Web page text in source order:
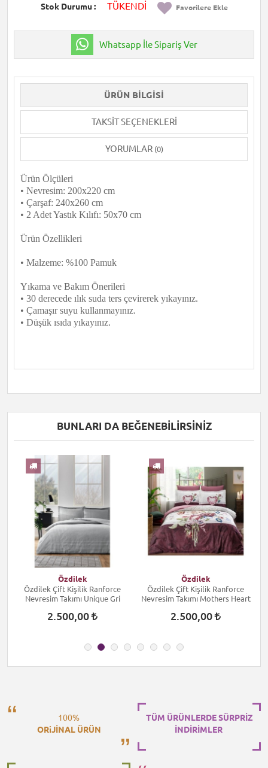
Stok Durumu TÜKENDİ Favorilere Ekle
Whatsapp İle Sipariş Ver
ÜRÜN BILGISI
TAKSIT SEÇENEKLERI
YORUMLAR (0)
Ürün Ölçüleri
• Nevresim: 200x220 cm
• Çarşaf: 240x260 cm
• 2 Adet Yastık Kılıfı: 50x70 cm
Ürün Özellikleri
• Malzeme: %100 Pamuk
Yıkama ve Bakım Önerileri
• 30 derecede ılık suda ters çevirerek yıkayınız.
• Çamaşır suyu kullanmayınız.
• Düşük ısıda yıkayınız.
BUNLARI DA BEĞENEBILIRSINIZ
Özdilek
Özdilek Çift Kişilik Ranforce
Nevresim Takımı Unique Gri
2.500,00
Özdilek
Özdilek Çift Kişilik Ranforce
Nevresim Takımı Mothers Heart
2.500,00
100%
ORiJİNAL ÜRÜN
TÜM ÜRÜNLERDE SÜRPRİZ
İNDİRİMLER